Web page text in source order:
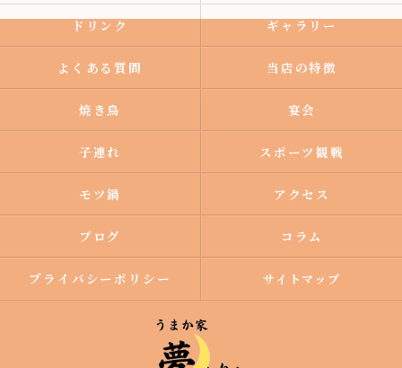
ドリンク ギャラリー
よくある質問 当店の特徴
焼き鳥 宴会
子連れ スポーツ観戦
モツ鍋 アクセス
ブログ コラム
プライバシーポリシー サイトマップ